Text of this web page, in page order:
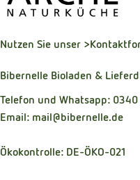
Nutzen Sie unser
Bibernelle Bioladen &
Telefon und Whatsapp: 0340
Email: mail@bibernelle.de
Ökokontrolle: DE-ÖKO-021